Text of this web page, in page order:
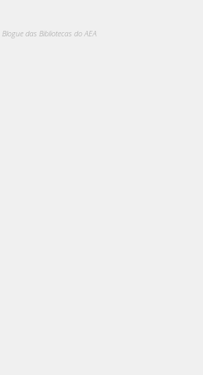
Blogue das Bibliotecas do AEA